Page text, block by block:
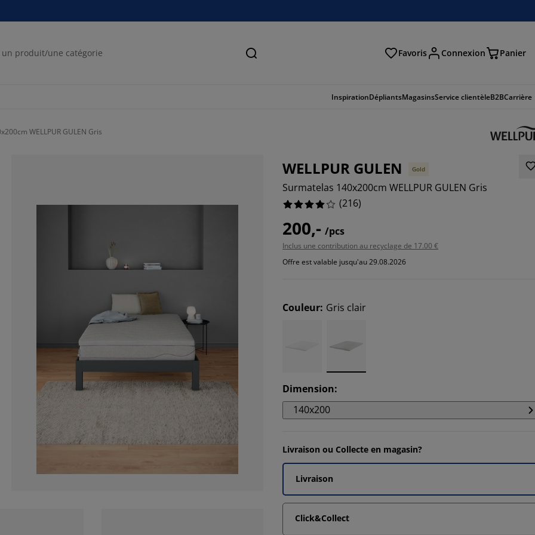
Recherche Favoris Connexion Panier
InspirationDépliantsMagasinsService clientèleB2BCarrière
WELLPUR GULEN Gris
WELLPUR GULEN Gold
Surmatelas 140x200cm WELLPUR GULEN Gris
(216)
200,- /pcs
Inclus une contribution au recyclage de 17.00 €
Offre est valable jusqu'au 29.08.2026
Couleur: Gris clair
Dimension:
140x200
Livraison ou Collecte en magasin?
Livraison
Click&Collect
59.72222222222222%
6.944444444444445%